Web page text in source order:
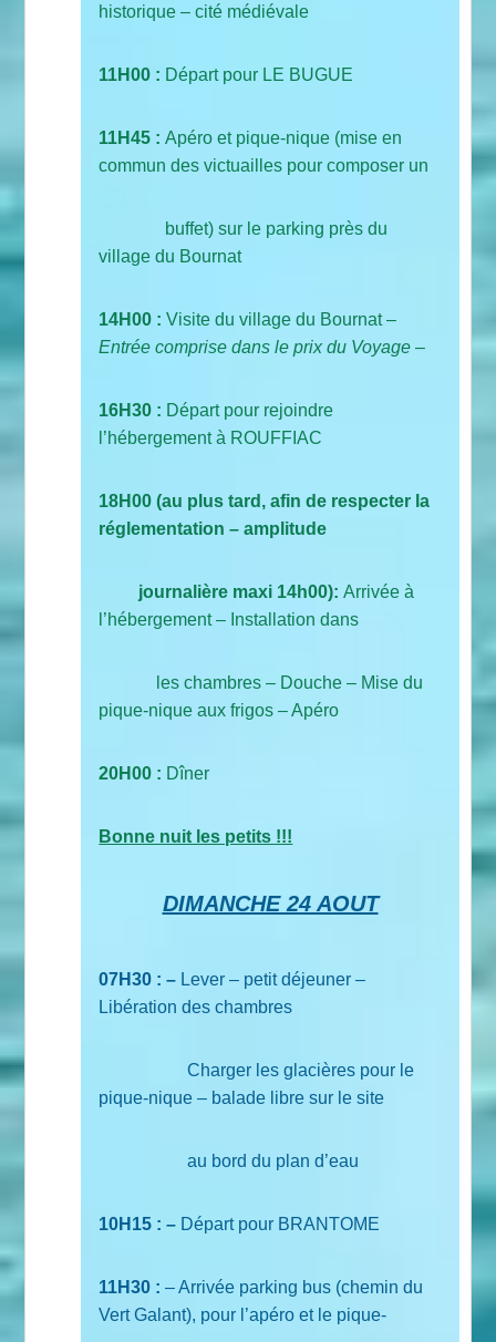
historique – cité médiévale
11H00 : Départ pour LE BUGUE
11H45 :Apéro et pique-nique (mise en
commun des victuailles pour composer un
buffet) sur le parking près du
village du Bournat
14H00 :Visite du village du Bournat –
Entrée comprise dans le prix du Voyage –
16H30 : Départ pour rejoindre
l’hébergement à ROUFFIAC
18H00 (au plus tard, afin de respecter la
réglementation – amplitude
journalière maxi 14h00):Arrivée à
l’hébergement – Installation dans
les chambres – Douche – Mise du
pique-nique aux frigos – Apéro
20H00 : Dîner
Bonne nuit les petits !!!
DIMANCHE 24 AOUT
07H30 : – Lever – petit déjeuner –
Libération des chambres
Charger les glacières pour le
pique-nique – balade libre sur le site
au bord du plan d’eau
10H15 : – Départ pour BRANTOME
11H30 :– Arrivée parking bus (chemin du
Vert Galant), pour l’apéro et le pique-